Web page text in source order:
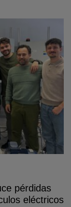
pérdidas
eléctricos